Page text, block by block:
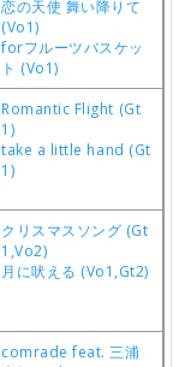
恋の天使 舞い降りて
(Vo1)
forフルーツバスケッ
ト (Vo1)
Romantic Flight (Gt
1)
take a little hand (Gt
1)
クリスマスソング (Gt
1,Vo2)
月に吠える (Vo1,Gt2)
comrade feat. 三浦